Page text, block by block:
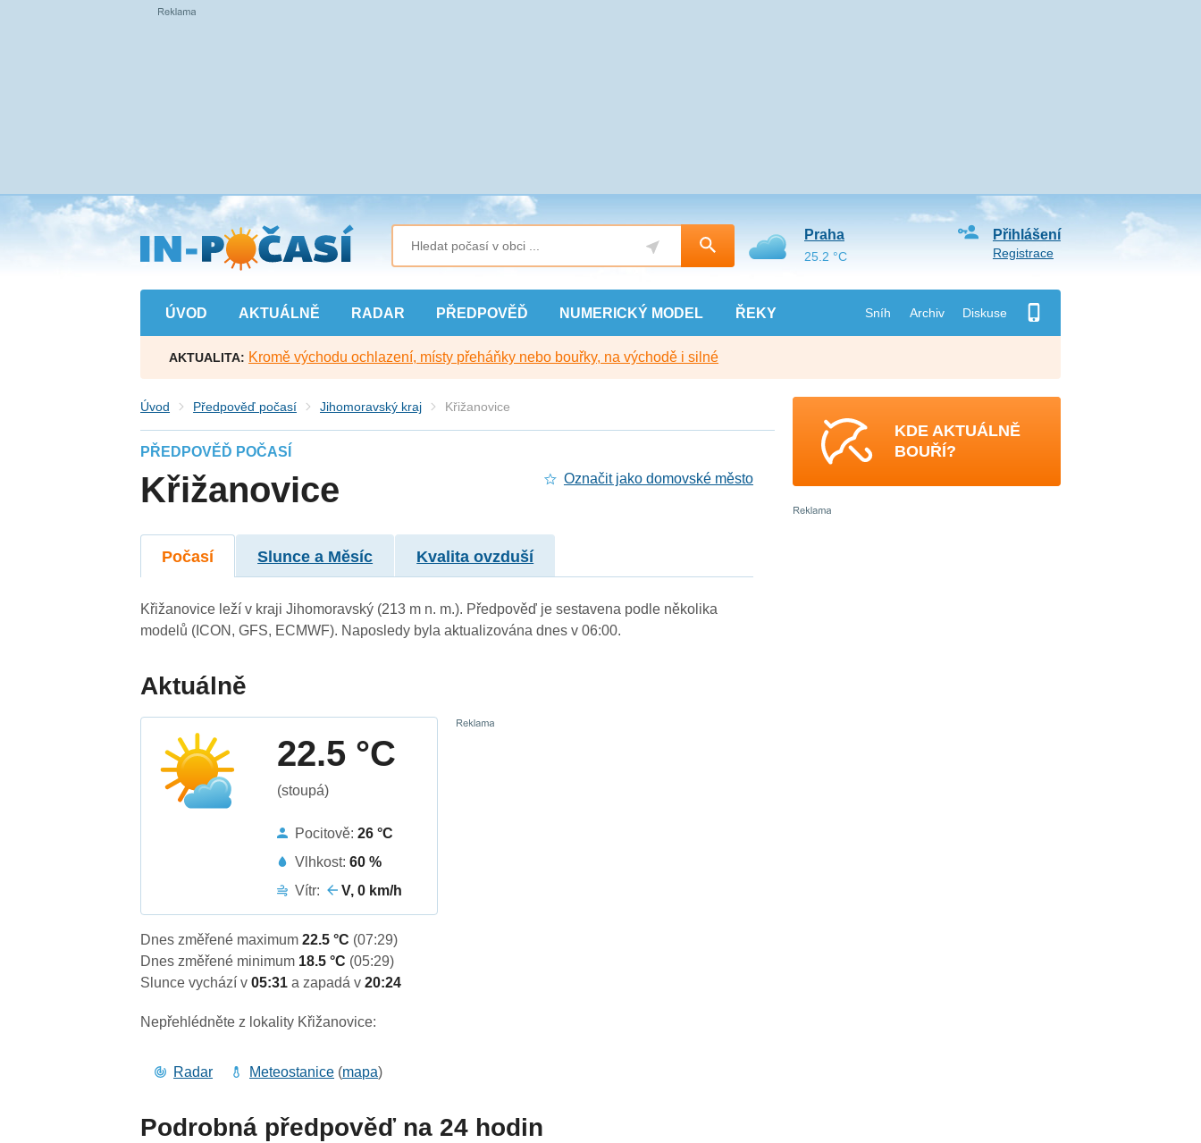
Přejít
na
hlavní
obsah
ÚVOD AKTUÁLNĚ RADAR PŘEDPOVĚĎ NUMERICKÝ MODEL ŘEKY Sníh Archiv Diskuse
Přihlášení
Registrace
Praha
25.2 °C
AKTUALITA: Kromě východu ochlazení, místy přeháňky nebo bouřky, na východě i silné
Úvod Předpověď počasí Jihomoravský kraj Křižanovice
PŘEDPOVĚĎ POČASÍ
Křižanovice Označit jako domovské město
Počasí Slunce a Měsíc Kvalita ovzduší
Křižanovice leží v kraji Jihomoravský (213 m n. m.). Předpověď je sestavena podle několika
modelů (ICON, GFS, ECMWF). Naposledy byla aktualizována dnes v 06:00.
Aktuálně
22.5 °C
(stoupá)
Pocitově:26 °C
Vlhkost:60 %
Vítr:
V, 0 km/h
Dnes změřené maximum22.5 °C (07:29)
Dnes změřené minimum 18.5 °C (05:29)
Slunce vychází v05:31a zapadá v20:24
Nepřehlédněte z lokality Křižanovice:
Radar Meteostanice (mapa)
Podrobná předpověď na 24 hodin
KDE AKTUÁLNĚ
BOUŘÍ?